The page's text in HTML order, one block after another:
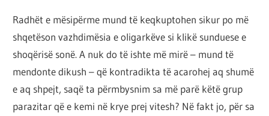
Radhët e mësipërme mund të keqkuptohen sikur po më
shqetëson vazhdimësia e oligarkëve si klikë sunduese e
shoqërisë sonë. A nuk do të ishte më mirë – mund të
mendonte dikush – që kontradikta të acarohej aq shumë
e aq shpejt, saqë ta përmbysnim sa më parë këtë grup
parazitar që e kemi në krye prej vitesh? Në fakt jo, për sa